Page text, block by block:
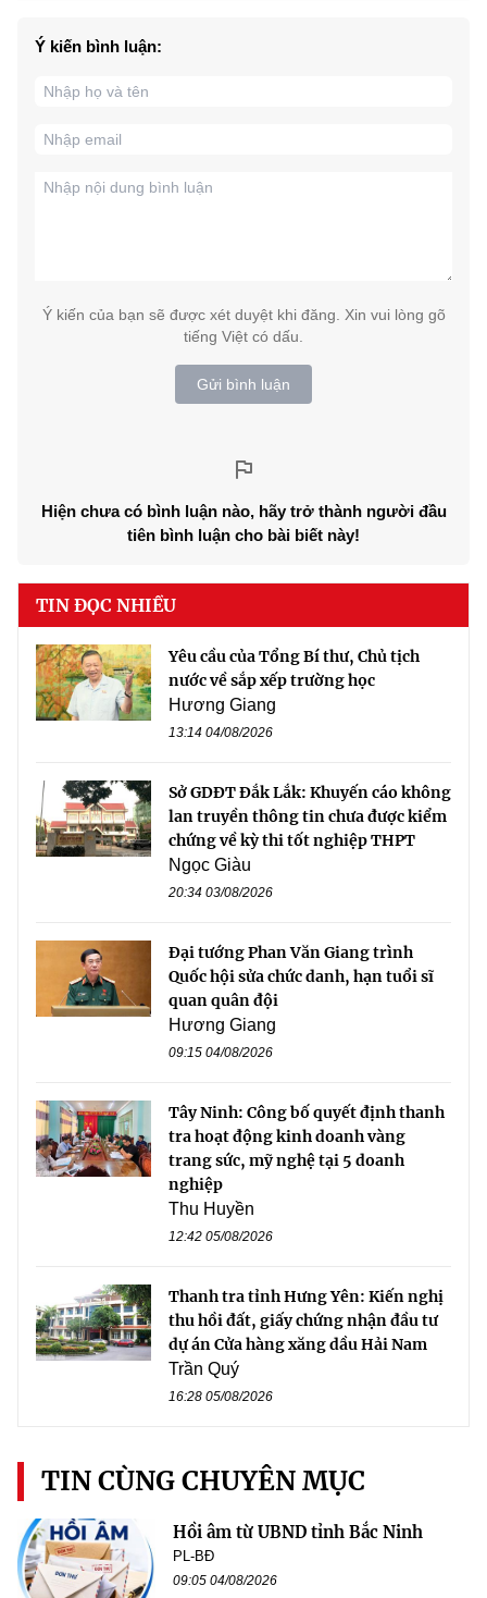
Ý kiến bình luận:
Ý kiến của bạn sẽ được xét duyệt khi đăng. Xin vui lòng gõ
tiếng Việt có dấu.
Gửi bình luận
Hiện chưa có bình luận nào, hãy trở thành người đầu
tiên bình luận cho bài biết này!
TIN ĐỌC NHIỀU
Yêu cầu của Tổng Bí thư, Chủ tịch
nước về sắp xếp trường học
Hương Giang
13:14 04/08/2026
Sở GDĐT Đắk Lắk: Khuyến cáo không
lan truyền thông tin chưa được kiểm
chứng về kỳ thi tốt nghiệp THPT
Ngọc Giàu
20:34 03/08/2026
Đại tướng Phan Văn Giang trình
Quốc hội sửa chức danh, hạn tuổi sĩ
quan quân đội
Hương Giang
09:15 04/08/2026
Tây Ninh: Công bố quyết định thanh
tra hoạt động kinh doanh vàng
trang sức, mỹ nghệ tại 5 doanh
nghiệp
Thu Huyền
12:42 05/08/2026
Thanh tra tỉnh Hưng Yên: Kiến nghị
thu hồi đất, giấy chứng nhận đầu tư
dự án Cửa hàng xăng dầu Hải Nam
Trần Quý
16:28 05/08/2026
TIN CÙNG CHUYÊN MỤC
Hồi âm từ UBND tỉnh Bắc Ninh
PL-BĐ
09:05 04/08/2026